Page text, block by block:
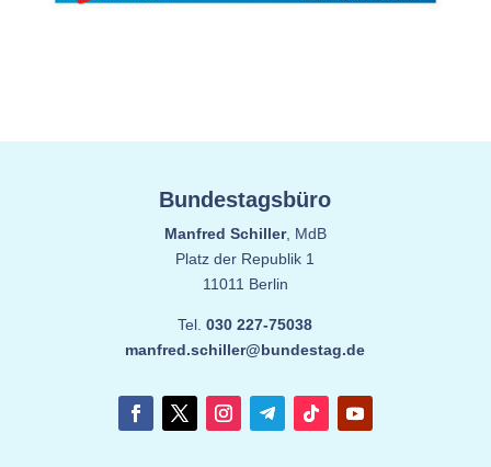
Bundestagsbüro
Manfred Schiller, MdB
Platz der Republik 1
11011 Berlin
Tel.030 227-75038
manfred.schiller@bundestag.de